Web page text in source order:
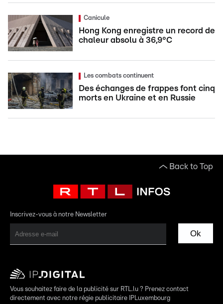
Canicule
Hong Kong enregistre un record de
chaleur absolu à 36,9°C
Les combats continuent
Des échanges de frappes font cinq
morts en Ukraine et en Russie
Back to Top
Inscrivez-vous à notre Newsletter
Ok
Vous souhaitez faire de la publicité sur RTL.lu ? Prenez contact
directement avec notre régie publicitaire IPLuxembourg